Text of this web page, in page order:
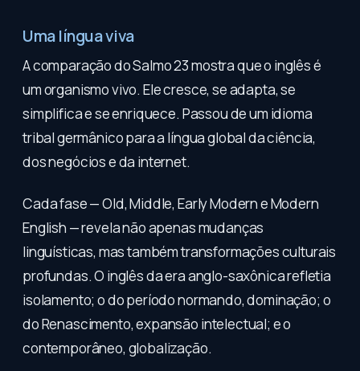
Uma língua viva
A comparação do Salmo 23 mostra que o inglês é
um organismo vivo. Ele cresce, se adapta, se
simplifica e se enriquece. Passou de um idioma
tribal germânico para a língua global da ciência,
dos negócios e da internet.
Cada fase — Old, Middle, Early Modern e Modern
English — revela não apenas mudanças
linguísticas, mas também transformações culturais
profundas. O inglês da era anglo-saxônica refletia
isolamento; o do período normando, dominação; o
do Renascimento, expansão intelectual; e o
contemporâneo, globalização.